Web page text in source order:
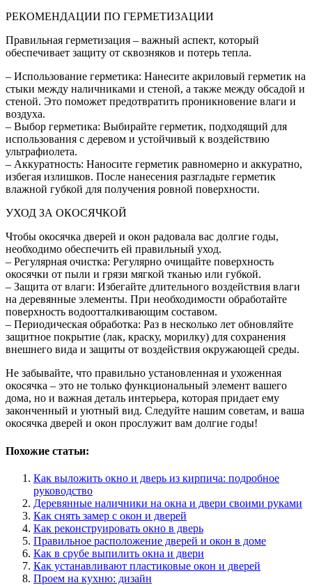
РЕКОМЕНДАЦИИ ПО ГЕРМЕТИЗАЦИИ
Правильная герметизация – важный аспект, который
обеспечивает защиту от сквозняков и потерь тепла.
– Использование герметика: Нанесите акриловый герметик на
стыки между наличниками и стеной, а также между обсадой и
стеной. Это поможет предотвратить проникновение влаги и
воздуха.
– Выбор герметика: Выбирайте герметик, подходящий для
использования с деревом и устойчивый к воздействию
ультрафиолета.
– Аккуратность: Наносите герметик равномерно и аккуратно,
избегая излишков. После нанесения разгладьте герметик
влажной губкой для получения ровной поверхности.
УХОД ЗА ОКОСЯЧКОЙ
Чтобы окосячка дверей и окон радовала вас долгие годы,
необходимо обеспечить ей правильный уход.
– Регулярная очистка: Регулярно очищайте поверхность
окосячки от пыли и грязи мягкой тканью или губкой.
– Защита от влаги: Избегайте длительного воздействия влаги
на деревянные элементы. При необходимости обработайте
поверхность водоотталкивающим составом.
– Периодическая обработка: Раз в несколько лет обновляйте
защитное покрытие (лак, краску, морилку) для сохранения
внешнего вида и защиты от воздействия окружающей среды.
Не забывайте, что правильно установленная и ухоженная
окосячка – это не только функциональный элемент вашего
дома, но и важная деталь интерьера, которая придает ему
законченный и уютный вид. Следуйте нашим советам, и ваша
окосячка дверей и окон прослужит вам долгие годы!
Похожие статьи:
Как выложить окно и дверь из кирпича: подробное
руководство
Деревянные наличники на окна и двери своими руками
Как снять замер с окон и дверей
Как реконструировать окно в дверь
Правильное расположение дверей и окон в доме
Как в срубе выпилить окна и двери
Как устанавливают пластиковые окон и дверей
Проем на кухню: дизайн